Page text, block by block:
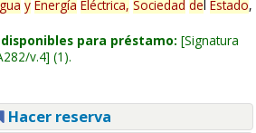
y Energía Eléctrica, Sociedad del Estado,
para préstamo: Signatura
v.4 (1).
Hacer reserva